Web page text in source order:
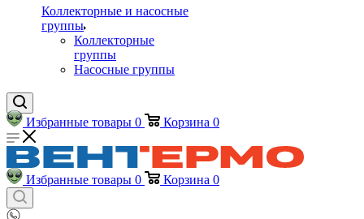
Коллекторные и насосные
группы
Коллекторные
группы
Насосные группы
Избранные товары 0 Корзина 0
Избранные товары 0 Корзина 0